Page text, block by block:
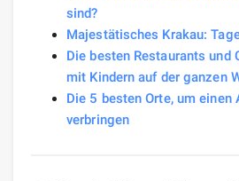
sind?
Majestätisches Krakau:
Die besten Restaurants und
mit Kindern auf der ganzen
Die 5 besten Orte, um einen
verbringen